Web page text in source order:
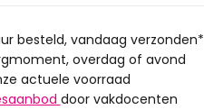
besteld, vandaag verzonden*
overdag of avond
actuele voorraad
door vakdocenten